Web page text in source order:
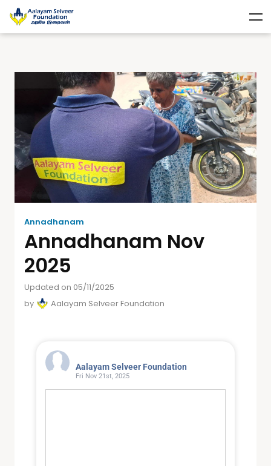
Annadhanam
Annadhanam Nov
2025
Updated on 05/11/2025
by
Aalayam Selveer Foundation
Aalayam Selveer Foundation
Fri Nov 21st, 2025